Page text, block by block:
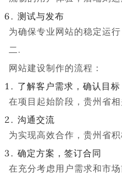
测试与发布
为确保专业网站的稳定运
二.
网站建设制作的流程：
了解客户需求，确认目标
在项目起始阶段，贵州省
沟通交流
为实现高效合作，贵州省
确定方案，签订合同
在充分考虑用户需求和市